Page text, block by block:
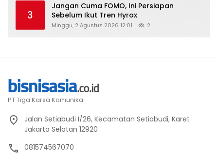
3
Jangan Cuma FOMO, Ini Persiapan
Sebelum Ikut Tren Hyrox
Minggu, 2 Agustus 2026 12:01 2
PT Tiga Karsa Komunika.
Jalan Setiabudi I/26, Kecamatan Setiabudi, Karet
Jakarta Selatan 12920
081574567070